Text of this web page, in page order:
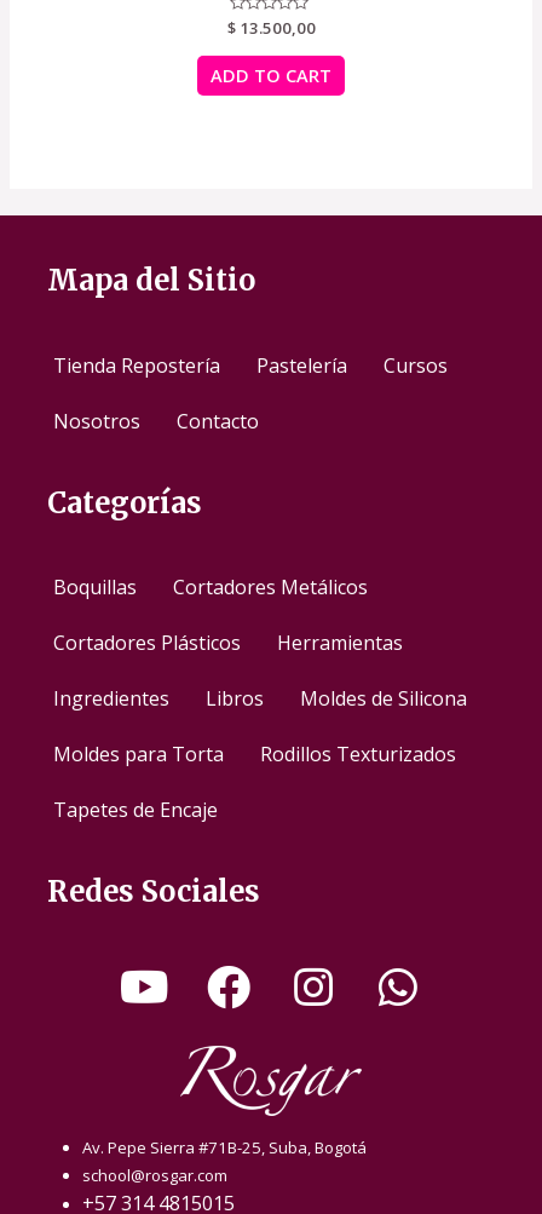
Rated
out
of
5
$13.500,00
ADD TO CART
Mapa del Sitio
Tienda Repostería Pastelería Cursos
Nosotros Contacto
Categorías
Boquillas Cortadores Metálicos
Cortadores Plásticos Herramientas
Ingredientes Libros Moldes de Silicona
Moldes para Torta Rodillos Texturizados
Tapetes de Encaje
Redes Sociales
Av. Pepe Sierra #71B-25, Suba, Bogotá
school@rosgar.com
+57 314 4815015